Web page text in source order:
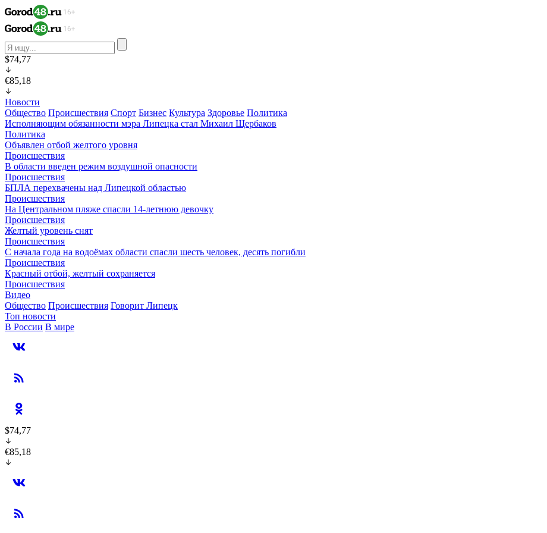
$74,77
€85,18
Новости
Общество Происшествия Спорт Бизнес Культура Здоровье Политика
Исполняющим обязанности мэра Липецка стал Михаил Щербаков
Политика
Объявлен отбой желтого уровня
Происшествия
В области введен режим воздушной опасности
Происшествия
БПЛА перехвачены над Липецкой областью
Происшествия
На Центральном пляже спасли 14-летнюю девочку
Происшествия
Желтый уровень снят
Происшествия
С начала года на водоёмах области спасли шесть человек, десять погибли
Происшествия
Красный отбой, желтый сохраняется
Происшествия
Видео
Общество Происшествия Говорит Липецк
Топ новости
В России В мире
$74,77
€85,18